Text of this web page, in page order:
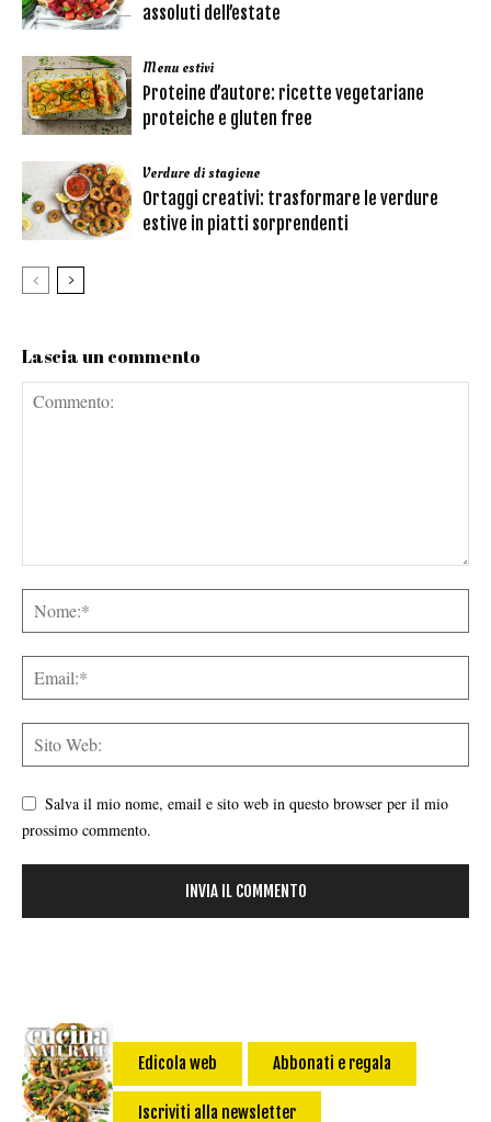
assoluti dell’estate
Menu estivi
Proteine d’autore: ricette vegetariane
proteiche e gluten free
Verdure di stagione
Ortaggi creativi: trasformare le verdure
estive in piatti sorprendenti
Lascia un commento
Salva il mio nome, email e sito web in questo browser per il mio
prossimo commento.
Edicola web Abbonati e regala
Iscriviti alla newsletter